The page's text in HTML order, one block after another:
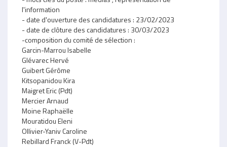
l'information
- date d'ouverture des candidatures : 23/02/2023
- date de clôture des candidatures : 30/03/2023
-composition du comité de sélection :
Garcin-Marrou Isabelle
Glévarec Hervé
Guibert Gérôme
Kitsopanidou Kira
Maigret Eric (Pdt)
Mercier Arnaud
Moine Raphaëlle
Mouratidou Eleni
Ollivier-Yaniv Caroline
Rebillard Franck (V-Pdt)